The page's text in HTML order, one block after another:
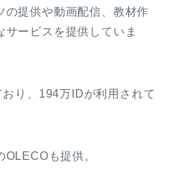
の提供や動画配信、教材作
サービスを提供していま
り、194万IDが利用されて
も提供。